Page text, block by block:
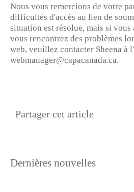
Nous vous remercions de votre
difficultés d'accès au lien de
situation est résolue, mais si vous
vous rencontrez des problèmes
web, veuillez contacter Sheena à
webmanager@capacanada.ca.
Partager cet article
Dernières nouvelles